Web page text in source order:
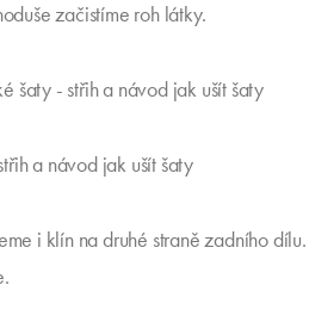
začistíme roh látky.
a návod jak ušít šaty
i klín na druhé straně zadního dílu.